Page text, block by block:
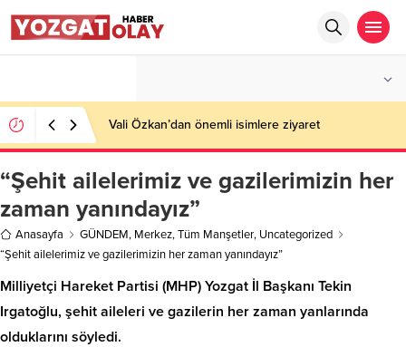
Vali Özkan’dan önemli isimlere ziyaret
“Şehit ailelerimiz ve gazilerimizin her
zaman yanındayız”
Anasayfa GÜNDEM, Merkez,Tüm Manşetler, Uncategorized
“Şehit ailelerimiz ve gazilerimizin her zaman yanındayız”
Milliyetçi Hareket Partisi (MHP) Yozgat İl Başkanı Tekin
Irgatoğlu, şehit aileleri ve gazilerin her zaman yanlarında
olduklarını söyledi.